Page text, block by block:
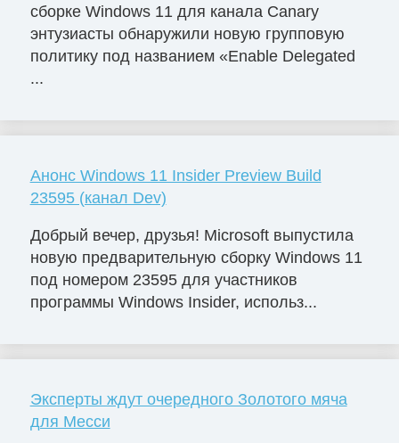
сборке Windows 11 для канала Canary
энтузиасты обнаружили новую групповую
политику под названием «Enable Delegated
...
Анонс Windows 11 Insider Preview Build
23595 (канал Dev)
Добрый вечер, друзья! Microsoft выпустила
новую предварительную сборку Windows 11
под номером 23595 для участников
программы Windows Insider, использ...
Эксперты ждут очередного Золотого мяча
для Месси